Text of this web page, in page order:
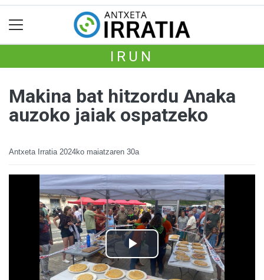
IRUN
Makina bat hitzordu Anaka
auzoko jaiak ospatzeko
Antxeta Irratia 2024ko maiatzaren 30a